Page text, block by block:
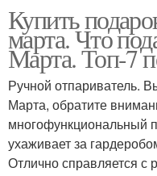
Купить
марта. Что
Марта. Топ-7
Ручной отпариватель.
Марта, обратите
многофункциональный
ухаживает за
Отлично справляется с